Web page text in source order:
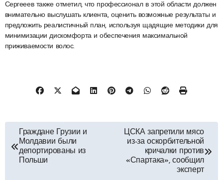
Сергееев также отметил, что профессионал в этой области должен
внимательно выслушать клиента, оценить возможные результаты и
предложить реалистичный план, используя щадящие методики для
минимизации дискомфорта и обеспечения максимальной
приживаемости волос.
Навигация
по
Граждане Грузии и
Молдавии были
депортированы из
Польши
ЦСКА запретили мясо
из-за оскорбительной
кричалки против
«Спартака», сообщил
эксперт